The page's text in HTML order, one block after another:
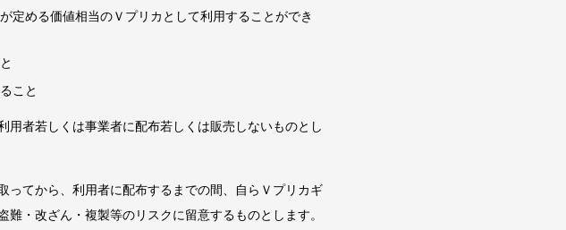
定める価値相当のＶプリカとして利用することができ
こと
用者若しくは事業者に配布若しくは販売しないものとし
ってから、利用者に配布するまでの間、自らＶプリカギ
・改ざん・複製等のリスクに留意するものとします。